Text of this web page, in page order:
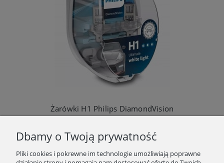
Żarówki H1 Philips DiamondVision
Dbamy o Twoją prywatność
Pliki cookies i pokrewne im technologie umożliwiają poprawne